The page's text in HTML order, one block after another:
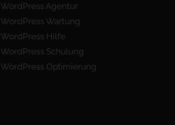
WordPress Agentur
WordPress Wartung
WordPress Hilfe
WordPress Schulung
WordPress Optimierung